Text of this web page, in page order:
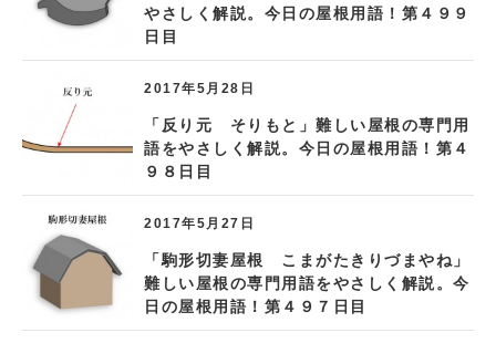
やさしく解説。今日の屋根用語！第４９９
日目
2017年5月28日
「反り元 そりもと」難しい屋根の専門用
語をやさしく解説。今日の屋根用語！第４
９８日目
2017年5月27日
「駒形切妻屋根 こまがたきりづまやね」
難しい屋根の専門用語をやさしく解説。今
日の屋根用語！第４９７日目